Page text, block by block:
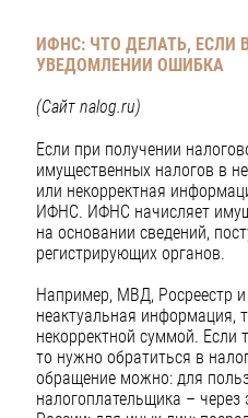
ИФНС: ЧТО ДЕЛАТЬ, ЕСЛИ
УВЕДОМЛЕНИИ ОШИБКА
(Сайт nalog.ru)
Если при получении
имущественных налогов в
или некорректная
ИФНС. ИФНС начисляет
на основании сведений,
регистрирующих органов.
Например, МВД, Росреестр и
неактуальная информация,
некорректной суммой. Если
то нужно обратиться в
обращение можно: для
налогоплательщика –